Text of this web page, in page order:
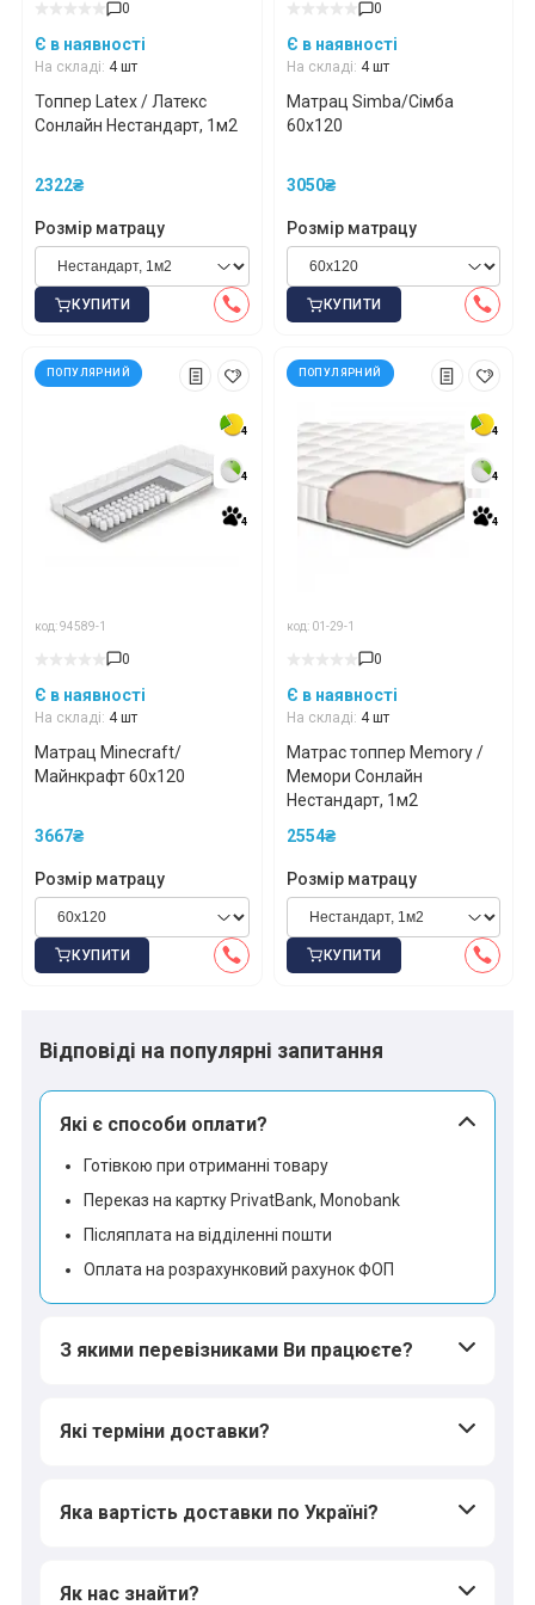
0
Є в наявності
На складі: 4 шт
Топпер Latex / Латекс
Сонлайн Нестандарт, 1м2
2322₴
Розмір матрацу
КУПИТИ
0
Є в наявності
На складі: 4 шт
Матрац Simba/Сімба
60x120
3050₴
Розмір матрацу
КУПИТИ
4
4
4
ПОПУЛЯРНИЙ
код: 94589-1
0
Є в наявності
На складі: 4 шт
4
4
4
Матрац Minecraft/
Майнкрафт 60x120
3667₴
Розмір матрацу
КУПИТИ
4
4
4
ПОПУЛЯРНИЙ
код: 01-29-1
0
Є в наявності
На складі: 4 шт
4
4
4
Матрас топпер Memory /
Мемори Сонлайн
Нестандарт, 1м2
2554₴
Розмір матрацу
КУПИТИ
Відповіді на популярні запитання
Які є способи оплати?
Готівкою при отриманні товару
Переказ на картку PrivatBank, Monobank
Післяплата на відділенні пошти
Оплата на розрахунковий рахунок ФОП
З якими перевізниками Ви працюєте?
Які терміни доставки?
Яка вартість доставки по Україні?
Як нас знайти?